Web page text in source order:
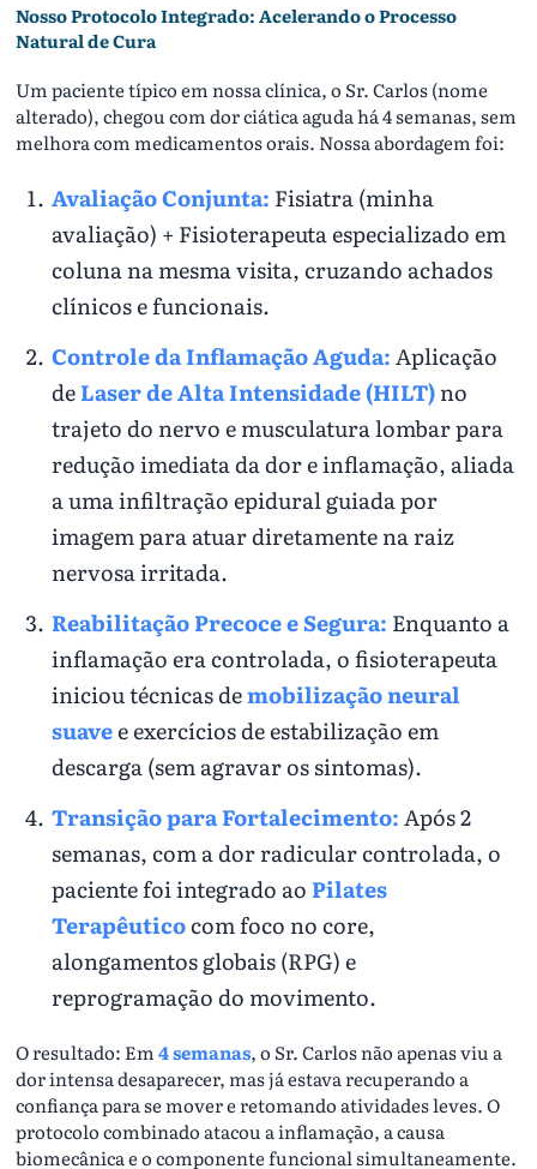
Nosso Protocolo Integrado: Acelerando o Processo
Natural de Cura
Um paciente típico em nossa clínica, o Sr. Carlos (nome
alterado), chegou com dor ciática aguda há 4 semanas, sem
melhora com medicamentos orais. Nossa abordagem foi:
Avaliação Conjunta: Fisiatra (minha
avaliação) + Fisioterapeuta especializado em
coluna na mesma visita, cruzando achados
clínicos e funcionais.
Controle da Inflamação Aguda:Aplicação
deLaser de Alta Intensidade (HILT)no
trajeto do nervo e musculatura lombar para
redução imediata da dor e inflamação, aliada
a uma infiltração epidural guiada por
imagem para atuar diretamente na raiz
nervosa irritada.
Reabilitação Precoce e Segura: Enquanto a
inflamação era controlada, o fisioterapeuta
iniciou técnicas demobilização neural
suavee exercícios de estabilização em
descarga (sem agravar os sintomas).
Transição para Fortalecimento:Após 2
semanas, com a dor radicular controlada, o
paciente foi integrado aoPilates
Terapêuticocom foco no core,
alongamentos globais (RPG) e
reprogramação do movimento.
O resultado: Em4 semanas, o Sr. Carlos não apenas viu a
dor intensa desaparecer, mas já estava recuperando a
confiança para se mover e retomando atividades leves. O
protocolo combinado atacou a inflamação, a causa
biomecânica e o componente funcional simultaneamente.